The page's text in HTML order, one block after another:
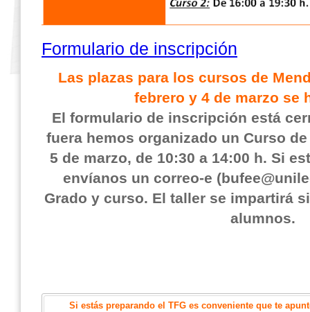
Formulario de inscripción
Las plazas para los cursos de
febrero y 4 de marzo se
El formulario de inscripción está
fuera hemos organizado un Curso
5 de marzo, de 10:30 a 14:00 h. Si
envíanos un correo-e
Grado y curso. El taller se impartirá
alumnos.
Si estás preparando el TFG es conveniente que te